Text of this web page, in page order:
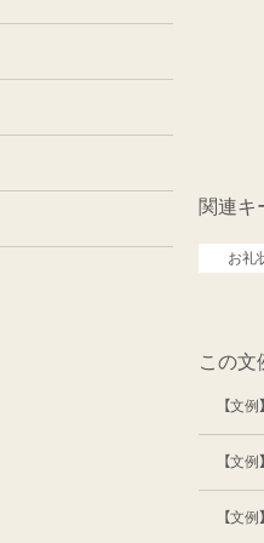
関連キ
お礼
この文
【文
【文
【文